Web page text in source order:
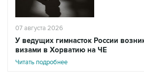
07 августа 2026
У ведущих гимнасток России
визами в Хорватию на ЧЕ
Читать подробнее